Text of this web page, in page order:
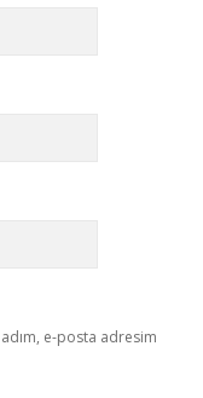
e-posta adresim